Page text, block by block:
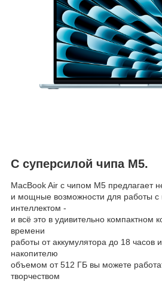
С суперсилой чипа M5.
MacBook Air с чипом M5 предлагает
и мощные возможности для работы с
интеллектом -
и всё это в удивительно компактном
времени
работы от аккумулятора до 18 часов
накопителю
объемом от 512 ГБ вы можете
творчеством